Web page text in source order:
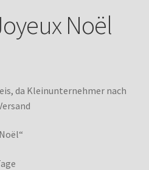
Noël
da Kleinunternehmer nach